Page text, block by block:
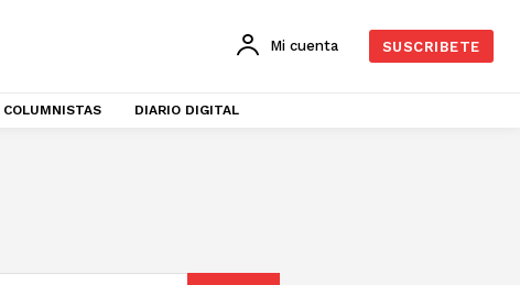
Mi cuenta SUSCRIBETE
COLUMNISTAS DIARIO DIGITAL